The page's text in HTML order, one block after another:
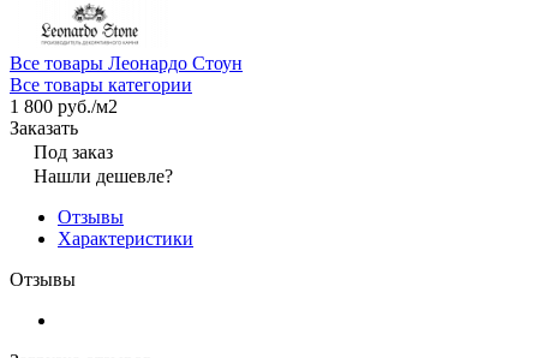
Все товары Леонардо Стоун
Все товары категории
1 800 руб./м2
Заказать
Под заказ
Нашли дешевле?
Отзывы
Характеристики
Отзывы